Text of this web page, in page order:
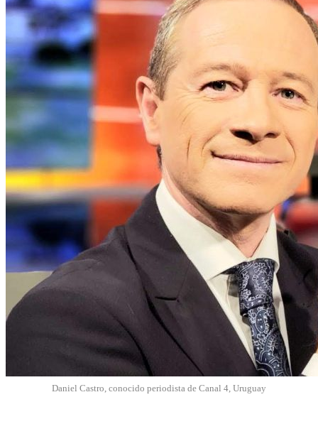
Daniel Castro, conocido periodista de Canal 4, Uruguay